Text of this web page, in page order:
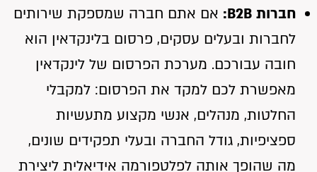
חברות B2B:
אם אתם חברה שמספקת שירותים
לחברות ובעלים עסקים, פרסום בלינקדאין הוא
חובה עבורכם. מערכת הפרסום של לינקדאין
מאפשרת לכם למקד את הפרסום: למקבלי
החלטות, מנהלים, אנשי מקצוע מתעשיות
ספציפיות, גודל החברה ובעלי תפקידים שונים,
מה שהופך אותה לפלטפורמה אידיאלית ליצירת